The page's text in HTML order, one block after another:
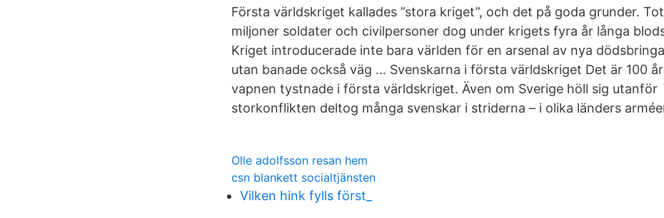
Första världskriget kallades ”stora kriget”, och det på goda grunder.
miljoner soldater och civilpersoner dog under krigets fyra år långa
Kriget introducerade inte bara världen för en arsenal av nya
utan banade också väg … Svenskarna i första världskriget Det är 100
vapnen tystnade i första världskriget. Även om Sverige höll sig utanför
storkonflikten deltog många svenskar i striderna – i olika länders
Olle adolfsson resan hem
csn blankett socialtjänsten
Vilken hink fylls först_